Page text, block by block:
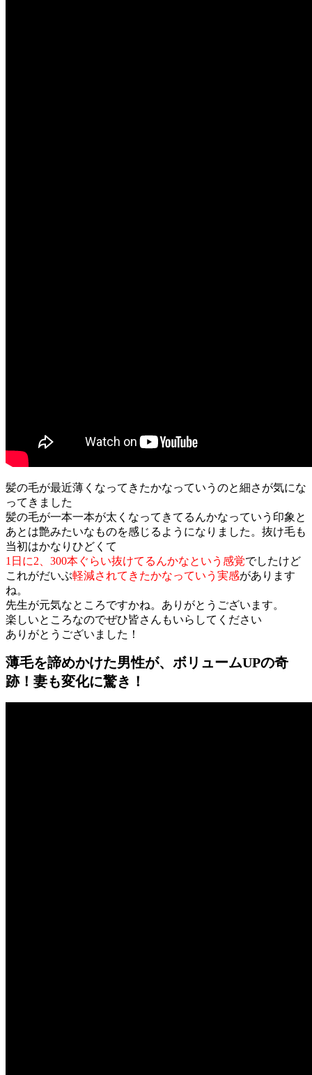
髪の毛が最近薄くなってきたかなっていうのと細さが気にな
ってきました
髪の毛が一本一本が太くなってきてるんかなっていう印象と
あとは艶みたいなものを感じるようになりました。抜け毛も
当初はかなりひどくて
1日に2、300本ぐらい抜けてるんかなという感覚でしたけど
これがだいぶ軽減されてきたかなっていう実感があります
ね。
先生が元気なところですかね。ありがとうございます。
楽しいところなのでぜひ皆さんもいらしてください
ありがとうございました！
薄毛を諦めかけた男性が、ボリュームUPの奇
跡！妻も変化に驚き！